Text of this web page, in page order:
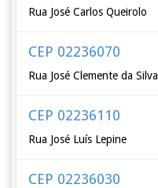
Rua José Carlos Queirolo
CEP 02236070
Rua José Clemente da Silva
CEP 02236110
Rua José Luís Lepine
CEP 02236030